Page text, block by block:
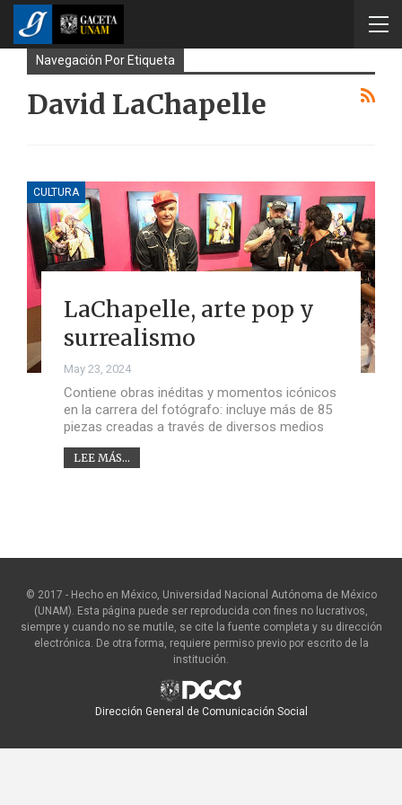
Navegación Por Etiqueta
David LaChapelle
CULTURA
LaChapelle, arte pop y
surrealismo
May 23, 2024
Contiene obras inéditas y momentos icónicos
en la carrera del fotógrafo: incluye más de 85
piezas creadas a través de diversos medios
LEE MÁS...
© 2017 - Hecho en México, Universidad Nacional Autónoma de México
(UNAM). Esta página puede ser reproducida con fines no lucrativos,
siempre y cuando no se mutile, se cite la fuente completa y su dirección
electrónica. De otra forma, requiere permiso previo por escrito de la
institución.
Dirección General de Comunicación Social